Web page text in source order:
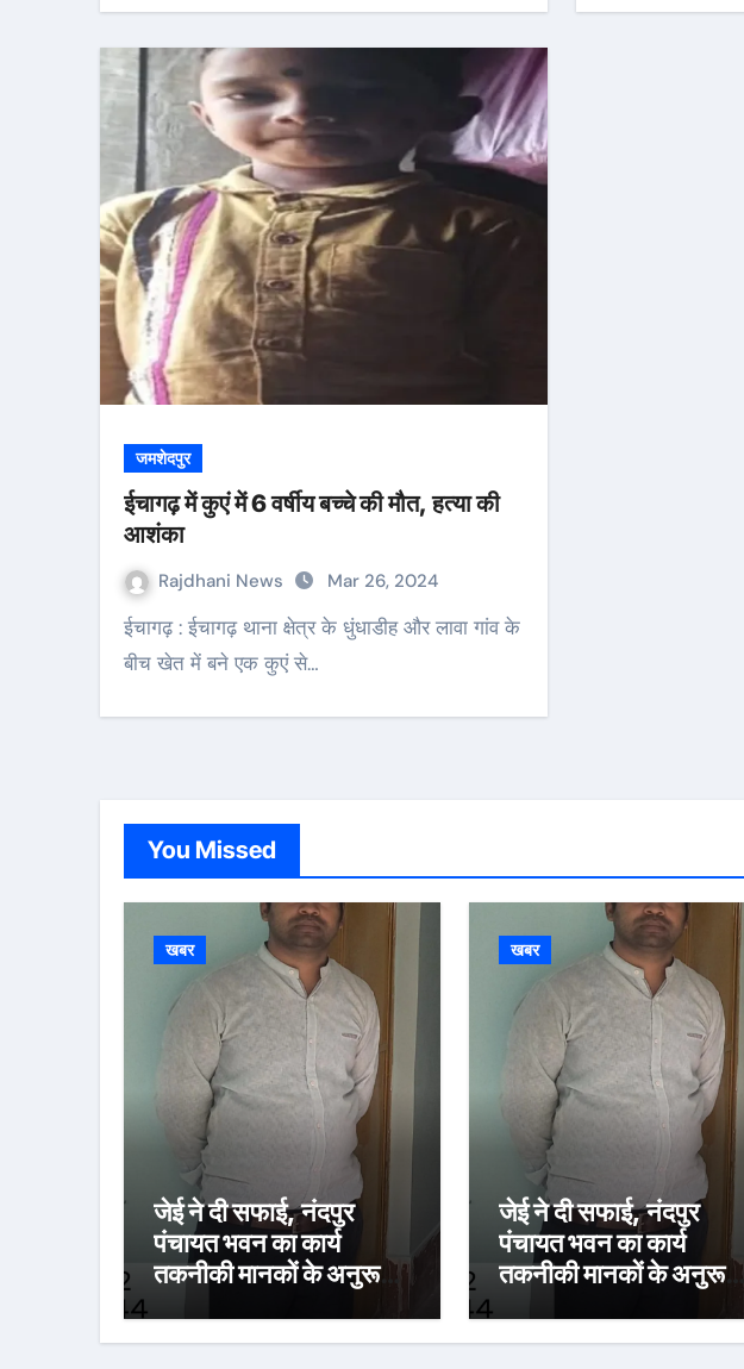
जमशेदपुर
ईचागढ़ में कुएं में 6 वर्षीय बच्चे की मौत, हत्या की
आशंका
Rajdhani News Mar 26, 2024
ईचागढ़ : ईचागढ़ थाना क्षेत्र के धुंधाडीह और लावा गांव के
बीच खेत में बने एक कुएं से…
You Missed
खबर
जेई ने दी सफाई, नंदपुर
पंचायत भवन का कार्य
तकनीकी मानकों के अनुरूप:
लक्ष्य
खबर
जेई ने दी सफाई, नंदपुर
पंचायत भवन का कार्य
तकनीकी मानकों के अनुरूप:
लक्ष्य